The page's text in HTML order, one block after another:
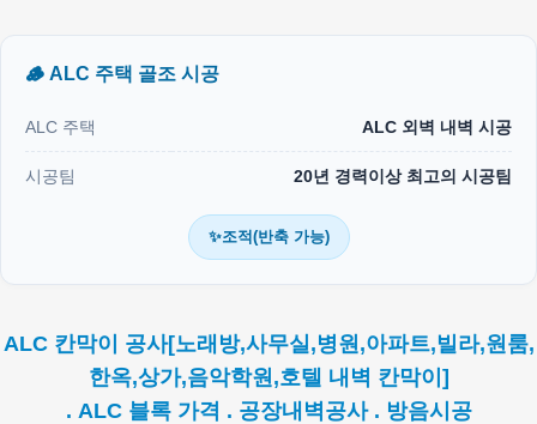
🪵 ALC 주택 골조 시공
ALC 주택 ALC 외벽 내벽 시공
시공팀 20년 경력이상 최고의 시공팀
✨조적(반축 가능)
ALC 칸막이 공사[노래방,사무실,병원,아파트,빌라,원룸,
한옥,상가,음악학원,호텔 내벽 칸막이]
. ALC 블록 가격 . 공장내벽공사 . 방음시공